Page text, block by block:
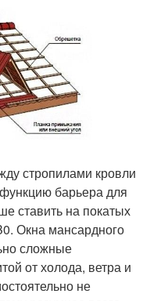
стропилами кровли
барьера для
ставить на покатых
Окна мансардного
сложные
от холода, ветра и
не